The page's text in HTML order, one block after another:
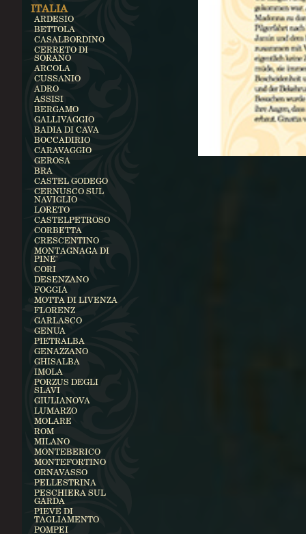
ITALIA
ARDESIO
BETTOLA
CASALBORDINO
CERRETO DI
SORANO
ARCOLA
CUSSANIO
ADRO
ASSISI
BERGAMO
GALLIVAGGIO
BADIA DI CAVA
BOCCADIRIO
CARAVAGGIO
GEROSA
BRA
CASTEL GODEGO
CERNUSCO SUL
NAVIGLIO
LORETO
CASTELPETROSO
CORBETTA
CRESCENTINO
MONTAGNAGA DI
PINE'
CORI
DESENZANO
FOGGIA
MOTTA DI LIVENZA
FLORENZ
GARLASCO
GENUA
PIETRALBA
GENAZZANO
GHISALBA
IMOLA
PORZUS DEGLI
SLAVI
GIULIANOVA
LUMARZO
MOLARE
ROM
MILANO
MONTEBERICO
MONTEFORTINO
ORNAVASSO
PELLESTRINA
PESCHIERA SUL
GARDA
PIEVE DI
TAGLIAMENTO
POMPEI